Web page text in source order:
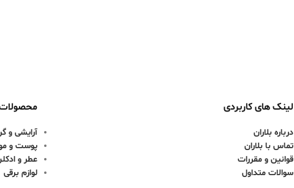
لینک های کاربردی
درباره بلاران
تماس با بلاران
قوانین و مقررات
سوالات متداول
آرایشی و
پوست و
عطر و
لوازم برقی